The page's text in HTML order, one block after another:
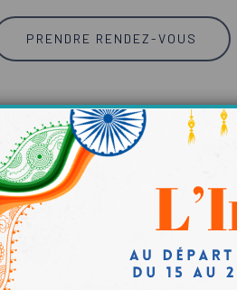
PRENDRE RENDEZ-VOUS
Yon
en